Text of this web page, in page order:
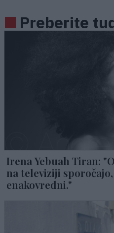
Preberite
Irena Yebuah Tiran:
na televiziji
enakovredni."